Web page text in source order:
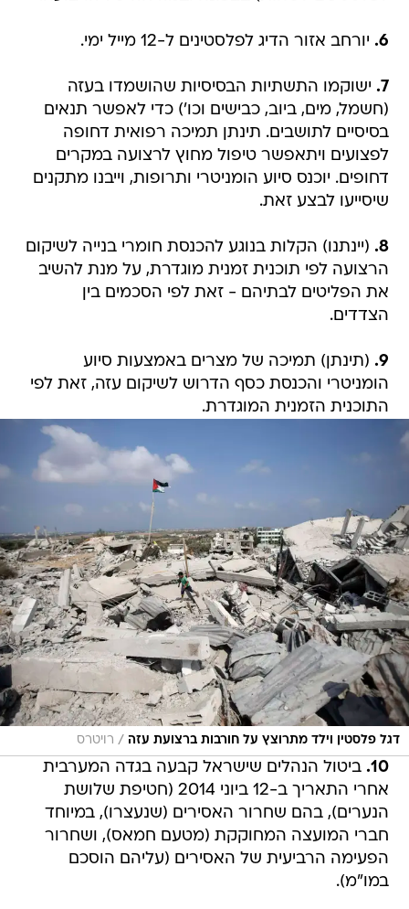
6. יורחב אזור הדיג לפלסטינים ל-12 מייל ימי.
7. ישוקמו התשתיות הבסיסיות שהושמדו בעזה
(חשמל, מים, ביוב, כבישים וכו') כדי לאפשר תנאים
בסיסיים לתושבים. תינתן תמיכה רפואית דחופה
לפצועים ויתאפשר טיפול מחוץ לרצועה במקרים
דחופים. יוכנס סיוע הומניטרי ותרופות, וייבנו מתקנים
שיסייעו לבצע זאת.
8. (יינתנו) הקלות בנוגע להכנסת חומרי בנייה לשיקום
הרצועה לפי תוכנית זמנית מוגדרת, על מנת להשיב
את הפליטים לבתיהם - זאת לפי הסכמים בין
הצדדים.
9. (תינתן) תמיכה של מצרים באמצעות סיוע
הומניטרי והכנסת כסף הדרוש לשיקום עזה, זאת לפי
התוכנית הזמנית המוגדרת.
דגל פלסטין וילד מתרוצץ על חורבות ברצועת עזה / רויטרס
10. ביטול הנהלים שישראל קבעה בגדה המערבית
אחרי התאריך ב-12 ביוני 2014 (חטיפת שלושת
הנערים), בהם שחרור האסירים (שנעצרו), במיוחד
חברי המועצה המחוקקת (מטעם חמאס), ושחרור
הפעימה הרביעית של האסירים (עליהם הוסכם
במו"מ).